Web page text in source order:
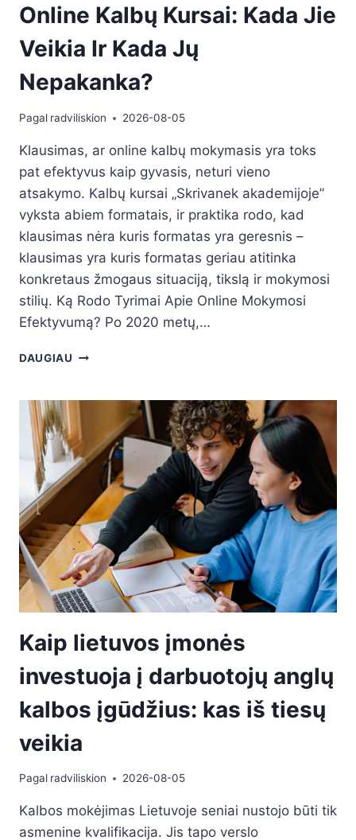
Online Kalbų Kursai: Kada Jie
Veikia Ir Kada Jų
Nepakanka?
Pagal radviliskion 2026-08-05
Klausimas, ar online kalbų mokymasis yra toks
pat efektyvus kaip gyvasis, neturi vieno
atsakymo. Kalbų kursai „Skrivanek akademijoje”
vyksta abiem formatais, ir praktika rodo, kad
klausimas nėra kuris formatas yra geresnis –
klausimas yra kuris formatas geriau atitinka
konkretaus žmogaus situaciją, tikslą ir mokymosi
stilių. Ką Rodo Tyrimai Apie Online Mokymosi
Efektyvumą? Po 2020 metų,…
DAUGIAU
Kaip lietuvos įmonės
investuoja į darbuotojų anglų
kalbos įgūdžius: kas iš tiesų
veikia
Pagal radviliskion 2026-08-05
Kalbos mokėjimas Lietuvoje seniai nustojo būti tik
asmenine kvalifikacija. Jis tapo verslo